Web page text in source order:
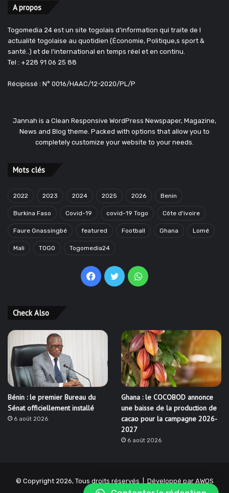
A propos
Togomedia 24 est un site togolais d'information qui traite de l
actualité togolaise au quotidien (Économie, Politique,s sport &
santé..) et de l'international en temps réel et en continu.
Tel : +228 91 06 25 88
Récipissé : N° 0016/HAAC/12-2020/PL/P
Jannah is a Clean Responsive WordPress Newspaper, Magazine,
News and Blog theme. Packed with options that allow you to
completely customize your website to your needs.
Mots clés
2022 2023 2024 2025 2026 Benin
Burkina Faso Covid-19 covid-19 Togo Côte d'ivoire
Faure Gnassingbé featured Football Ghana Lomé
Mali TOGO Togomedia24
Facebook
TwitterWhatsApp
Check Also
Bénin : le premier Bureau du
Sénat officiellement installé
6 août 2026
Ghana : le COCOBOD annonce
une baisse de la production de
cacao pour la campagne 2026-
2027
6 août 2026
© Copyright 2026, Tous droits réservés | Développé par AWOS